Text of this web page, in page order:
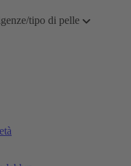
tipo di pelle